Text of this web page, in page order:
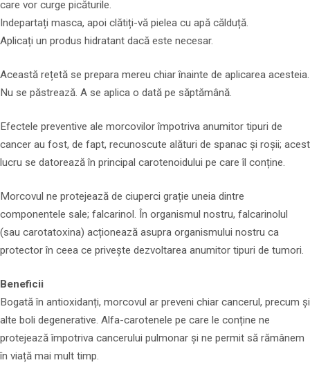
care vor curge picăturile.
Indepartați masca, apoi clătiți-vă pielea cu apă călduță.
Aplicați un produs hidratant dacă este necesar.
Această rețetă se prepara mereu chiar înainte de aplicarea acesteia.
Nu se păstrează. A se aplica o dată pe săptămână.
Efectele preventive ale morcovilor împotriva anumitor tipuri de
cancer au fost, de fapt, recunoscute alături de spanac și roșii; acest
lucru se datorează în principal carotenoidului pe care îl conține.
Morcovul ne protejează de ciuperci grație uneia dintre
componentele sale; falcarinol. În organismul nostru, falcarinolul
(sau carotatoxina) acționează asupra organismului nostru ca
protector în ceea ce privește dezvoltarea anumitor tipuri de tumori.
Beneficii
Bogată în antioxidanți, morcovul ar preveni chiar cancerul, precum și
alte boli degenerative. Alfa-carotenele pe care le conține ne
protejează împotriva cancerului pulmonar și ne permit să rămânem
în viață mai mult timp.